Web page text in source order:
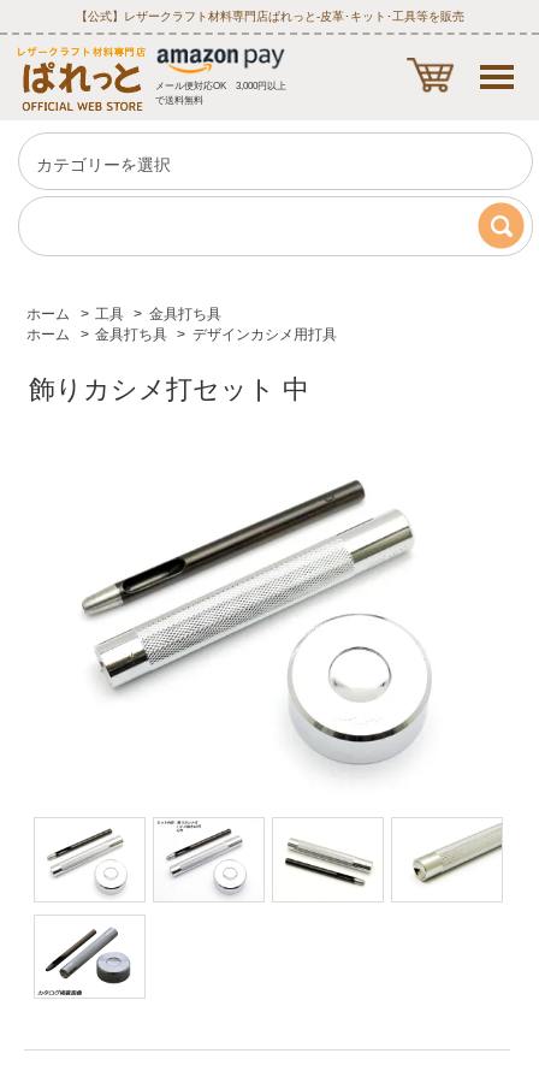
【公式】レザークラフト材料専門店ぱれっと‐皮革･キット･工具等を販売
メール便対応OK 3,000円以上
で送料無料
ホーム > 工具 > 金具打ち具
ホーム
> 金具打ち具 > デザインカシメ用打具
飾りカシメ打セット 中